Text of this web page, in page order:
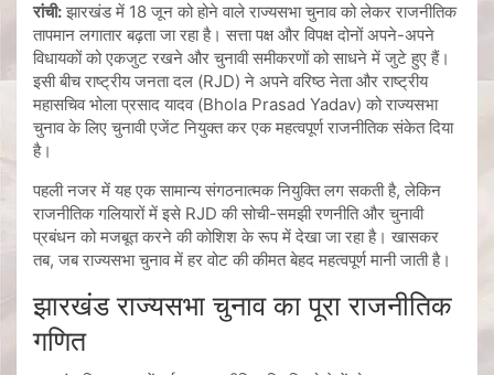
रांची:झारखंड में 18 जून को होने वाले राज्यसभा चुनाव को लेकर राजनीतिक
तापमान लगातार बढ़ता जा रहा है। सत्ता पक्ष और विपक्ष दोनों अपने-अपने
विधायकों को एकजुट रखने और चुनावी समीकरणों को साधने में जुटे हुए हैं।
इसी बीच राष्ट्रीय जनता दल (RJD) ने अपने वरिष्ठ नेता और राष्ट्रीय
महासचिव भोला प्रसाद यादव (Bhola Prasad Yadav) को राज्यसभा
चुनाव के लिए चुनावी एजेंट नियुक्त कर एक महत्वपूर्ण राजनीतिक संकेत दिया
है।
पहली नजर में यह एक सामान्य संगठनात्मक नियुक्ति लग सकती है, लेकिन
राजनीतिक गलियारों में इसे RJD की सोची-समझी रणनीति और चुनावी
प्रबंधन को मजबूत करने की कोशिश के रूप में देखा जा रहा है। खासकर
तब, जब राज्यसभा चुनाव में हर वोट की कीमत बेहद महत्वपूर्ण मानी जाती है।
झारखंड राज्यसभा चुनाव का पूरा राजनीतिक
गणित